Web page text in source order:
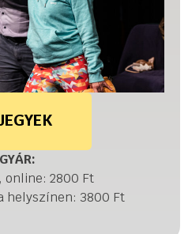
online: 2800 Ft
helyszínen: 3800 Ft